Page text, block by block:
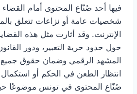
فيها أحد صُنّاع المحتوى أمام
شخصيات عامة أو نزاعات تتعلق
الإنترنت. وقد أثارت مثل هذه
حول حدود حرية التعبير، ودور
المشهد الرقمي وضمان حقوق
انتظار الطعن في الحكم أو
صُنّاع المحتوى في تونس موضوعًا